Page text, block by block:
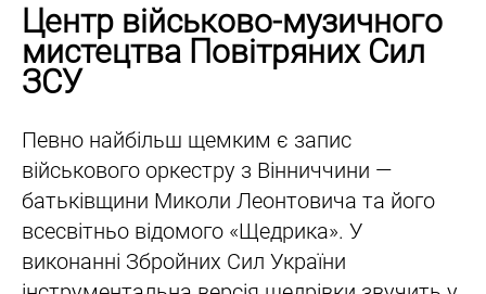
Центр військово-музичного
мистецтва Повітряних Сил
ЗСУ
Певно найбільш щемким є запис
військового оркестру з Вінниччини —
батьківщини Миколи Леонтовича та його
всесвітньо відомого «Щедрика». У
виконанні Збройних Сил України